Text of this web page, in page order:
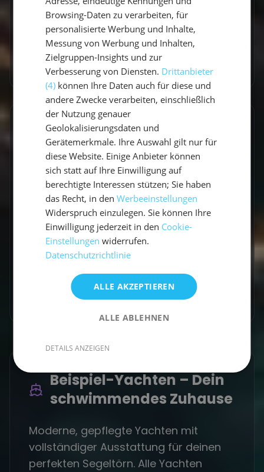
Navigationsmittel
Endreinigung der Yacht
Außenborder
Seemeilenbestätigung auf Wunsch
Nicht enthalten
Bordkasse für Nebenkosten vor Ort –
Verpflegung, Diesel, Nationalparks,
Hafengebühren etc. (200-300€ p.P.)
Flüge & Transport zur Marina
Selbstbeteiligung an der Kaution (100€ bei
Monohul, 200€ bei Katamaran und
Ausbildungstörns)
Verpflegung des Skippers (wird aus der
Nationalparkgebühren
Beispiel-Yachten – Dein
schwimmendes Zuhause
Moderne, gepflegte Yachten mit
vollständiger Ausstattung für deinen
perfekten Segeltörn. Alle Yachten
Browsing-Daten zu verarbeiten, für
personalisierte Werbung und Inhalte,
Messung von Werbung und Inhalten,
Zielgruppen-Insights und zur
Verbesserung von Diensten. Drittanbieter
(4) können Ihre Daten auch für diese und
andere Zwecke verarbeiten, einschließlich
der Nutzung genauer
Geolokalisierungsdaten und
Gerätemerkmale. Ihre Auswahl gilt nur für
diese Website. Einige Anbieter können
sich statt auf Ihre Einwilligung auf
berechtigte Interessen stützen; Sie haben
das Recht, in denWerbeeinstellungen
Widerspruch einzulegen. Sie können Ihre
Einwilligung jederzeit in den Cookie-
Einstellungen widerrufen.
Datenschutzrichtlinie
ALLE AKZEPTIEREN
ALLE ABLEHNEN
DETAILS ANZEIGEN